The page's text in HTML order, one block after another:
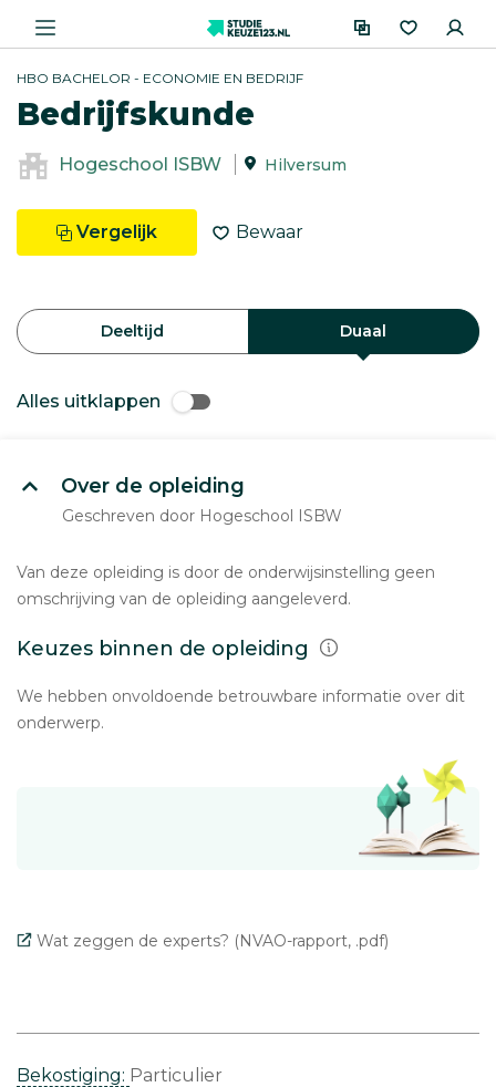
HBO BACHELOR - ECONOMIE EN BEDRIJF
Bedrijfskunde
Hogeschool ISBW Hilversum
Vergelijk Bewaar
Deeltijd Duaal
Alles uitklappen
Over de opleiding
Geschreven door Hogeschool ISBW
Van deze opleiding is door de onderwijsinstelling geen
omschrijving van de opleiding aangeleverd.
Keuzes binnen de opleiding
We hebben onvoldoende betrouwbare informatie over dit
onderwerp.
Wat zeggen de experts? (NVAO-rapport, .pdf)
Bekostiging: Particulier